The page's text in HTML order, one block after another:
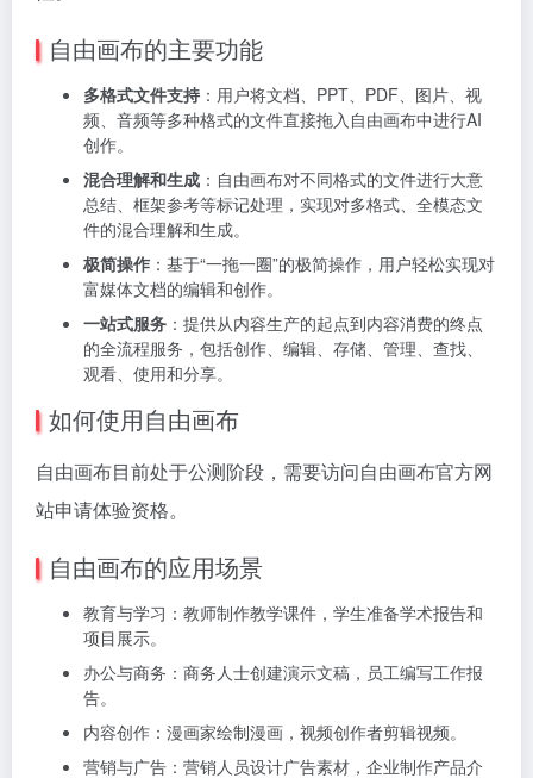
自由画布的主要功能
多格式文件支持 ：用户将文档、PPT、PDF、图片、视
频、音频等多种格式的文件直接拖入自由画布中进行AI
创作。
混合理解和生成 ：自由画布对不同格式的文件进行大意
总结、框架参考等标记处理，实现对多格式、全模态文
件的混合理解和生成。
极简操作 ：基于“一拖一圈”的极简操作，用户轻松实现对
富媒体文档的编辑和创作。
一站式服务 ：提供从内容生产的起点到内容消费的终点
的全流程服务，包括创作、编辑、存储、管理、查找、
观看、使用和分享。
如何使用自由画布
自由画布目前处于公测阶段，需要访问自由画布官方网
站申请体验资格。
自由画布的应用场景
教育与学习：教师制作教学课件，学生准备学术报告和
项目展示。
办公与商务：商务人士创建演示文稿，员工编写工作报
告。
内容创作：漫画家绘制漫画，视频创作者剪辑视频。
营销与广告：营销人员设计广告素材，企业制作产品介